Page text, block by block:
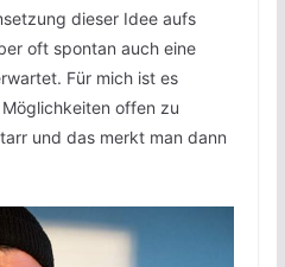
dieser Idee aufs
oft spontan auch eine
Für mich ist es
offen zu
und das merkt man dann